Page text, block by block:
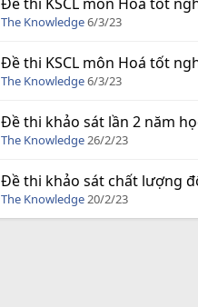
The Knowledge6/3/23
Đề thi KSCL môn Hoá tốt
The Knowledge6/3/23
Đề thi khảo sát lần 2 năm
The Knowledge26/2/23
Đề thi khảo sát chất lượng
The Knowledge20/2/23